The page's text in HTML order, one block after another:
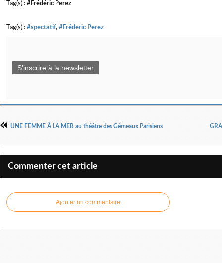
Tag(s) : #Frédéric Perez
Tag(s) : #spectatif, #Fréderic Perez
S'inscrire à la newsletter
UNE FEMME À LA MER au théâtre des Gémeaux Parisiens
Commenter cet article
Ajouter un commentaire